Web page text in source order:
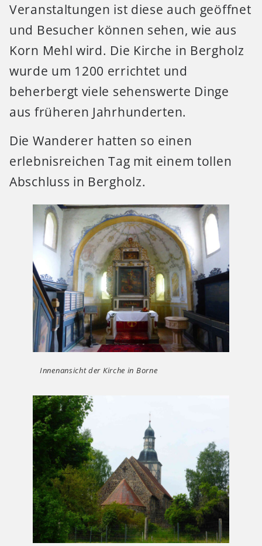
Veranstaltungen ist diese auch geöffnet
und Besucher können sehen, wie aus
Korn Mehl wird. Die Kirche in Bergholz
wurde um 1200 errichtet und
beherbergt viele sehenswerte Dinge
aus früheren Jahrhunderten.
Die Wanderer hatten so einen
erlebnisreichen Tag mit einem tollen
Abschluss in Bergholz.
Innenansicht der Kirche in Borne